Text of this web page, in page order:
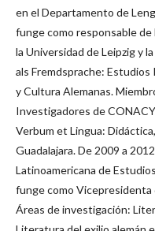
en el Departamento de
funge como responsable
la Universidad de Leipzig y
als Fremdsprache:
y Cultura Alemanas.
Investigadores de
Verbum et Lingua:
Guadalajara. De 2009 a
Latinoamericana de
funge como Vicepresidenta
Áreas de investigación: